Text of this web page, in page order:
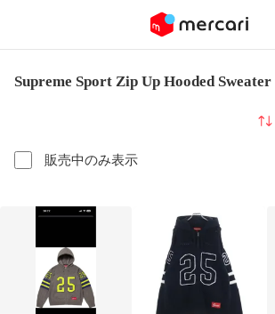
Supreme Sport Zip Up Hooded
販売中のみ表示
並